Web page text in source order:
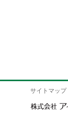
サイトマップ